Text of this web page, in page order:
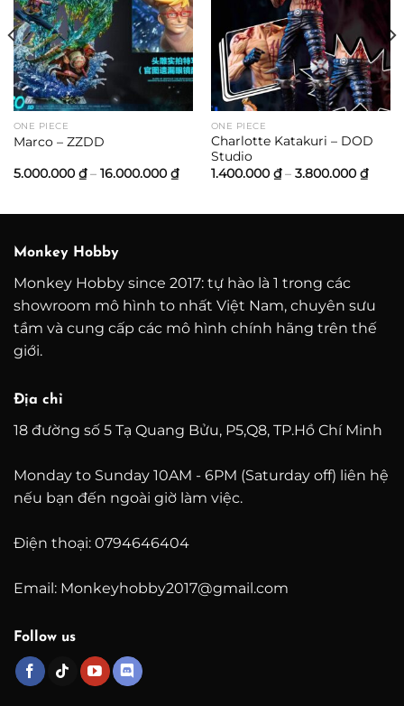
ONE PIECE
Marco – ZZDD
5.000.000 ₫ – 16.000.000 ₫Khoảng
giá:
ONE PIECE
Charlotte Katakuri – DOD
Studio
1.400.000 ₫ – 3.800.000 ₫
giá:
₫
₫
Monkey Hobby
Monkey Hobby since 2017: tự hào là 1 trong các
showroom mô hình to nhất Việt Nam, chuyên sưu
tầm và cung cấp các mô hình chính hãng trên thế
giới.
Địa chỉ
18 đường số 5 Tạ Quang Bửu, P5,Q8, TP.Hồ Chí Minh
Monday to Sunday 10AM - 6PM (Saturday off) liên hệ
nếu bạn đến ngoài giờ làm việc.
Điện thoại: 0794646404
Email: Monkeyhobby2017@gmail.com
Follow us